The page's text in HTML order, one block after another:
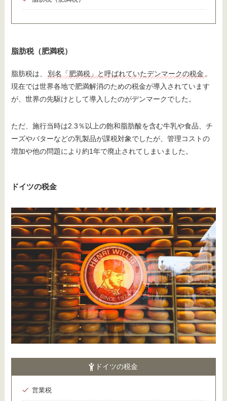
脂肪税（肥満税）
脂肪税は、 別名「肥満税」と呼ばれていたデンマークの税金 。
現在では世界各地で肥満解消のための税金が導入されています
が、世界の先駆けとして導入したのがデンマークでした。
ただ、施行当時は2.3％以上の飽和脂肪酸を含む牛乳や食品、チ
ーズやバターなどの乳製品が課税対象でしたが、管理コストの
増加や他の問題により約1年で廃止されてしまいました。
ドイツの税金
ドイツの税金
営業税